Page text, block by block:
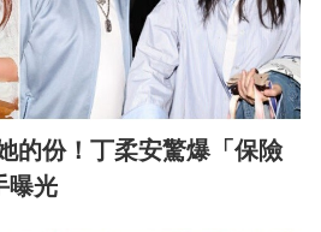
的份！丁柔安驚爆「保險
曝光